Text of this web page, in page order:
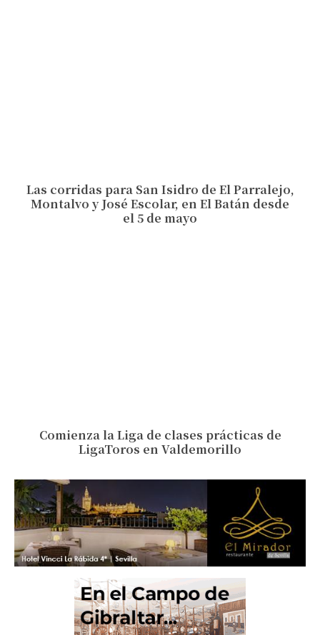
Las corridas para San Isidro de El Parralejo,
Montalvo y José Escolar, en El Batán desde
el 5 de mayo
Comienza la Liga de clases prácticas de
LigaToros en Valdemorillo